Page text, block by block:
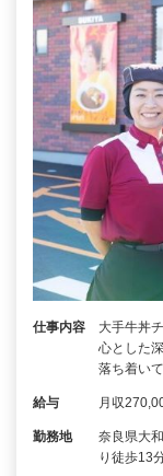
仕事内容
大手牛丼
心とした
落ち着い
給与 月収
勤務地
奈良県大
り徒歩13